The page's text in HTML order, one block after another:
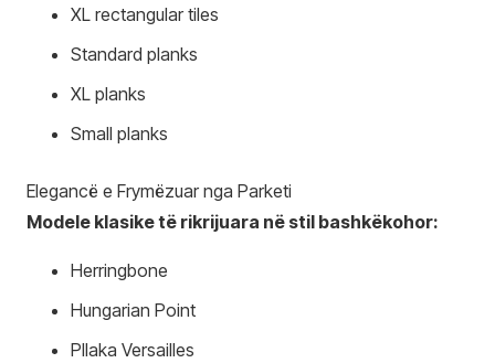
XL rectangular tiles
Standard planks
XL planks
Small planks
Elegancë e Frymëzuar nga Parketi
Modele klasike të rikrijuara në stil bashkëkohor:
Herringbone
Hungarian Point
Pllaka Versailles